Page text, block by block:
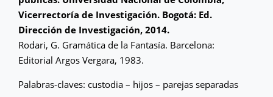
Vicerrectoría de Investigación. Bogotá: Ed.
Dirección de Investigación, 2014.
Rodari, G. Gramática de la Fantasía. Barcelona:
Editorial Argos Vergara, 1983.
Palabras-claves: custodia – hijos – parejas separadas